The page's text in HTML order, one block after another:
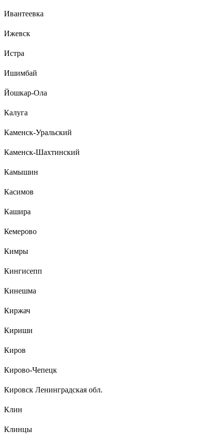
Ивантеевка
Ижевск
Истра
Ишимбай
Йошкар-Ола
Калуга
Каменск-Уральский
Каменск-Шахтинский
Камышин
Касимов
Кашира
Кемерово
Кимры
Кингисепп
Кинешма
Киржач
Кириши
Киров
Кирово-Чепецк
Кировск Ленинградская обл.
Клин
Клинцы